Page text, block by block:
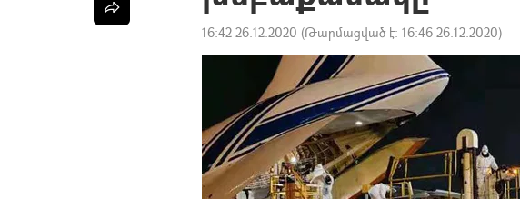
16:42 26.12.2020 (Թարմացված է: 16:46 26.12.2020)